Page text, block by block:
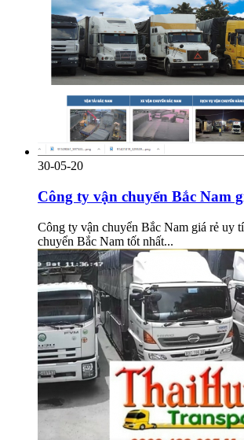
30-05-20
Công ty vận chuyển Bắc Nam
Công ty vận chuyển Bắc Nam giá rẻ uy
chuyển Bắc Nam tốt nhất...